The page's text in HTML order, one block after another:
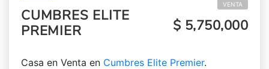
CUMBRES ELITE
PREMIER
VENTA
$ 5,750,000
Casa en Venta en Cumbres Elite Premier.